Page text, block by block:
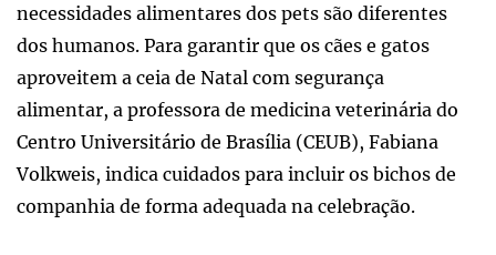
necessidades alimentares dos pets são diferentes
dos humanos. Para garantir que os cães e gatos
aproveitem a ceia de Natal com segurança
alimentar, a professora de medicina veterinária do
Centro Universitário de Brasília (CEUB), Fabiana
Volkweis, indica cuidados para incluir os bichos de
companhia de forma adequada na celebração.